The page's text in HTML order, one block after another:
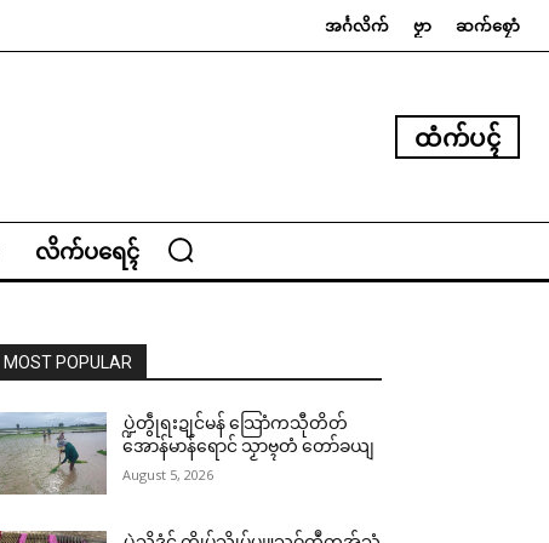
အၚ်္ဂလိက် ဗၟာ ဆက်စၠောံ
ထံက်ပၚ်
လိက်ပရေၚ်
MOST POPULAR
ပ္ဍဲတွဵုရးဍုင်မန် သြောံကသီုတိတ်
အောန်မာန်ရောင် သၟာဗ္ၚတံ တော်ခယျ
August 5, 2026